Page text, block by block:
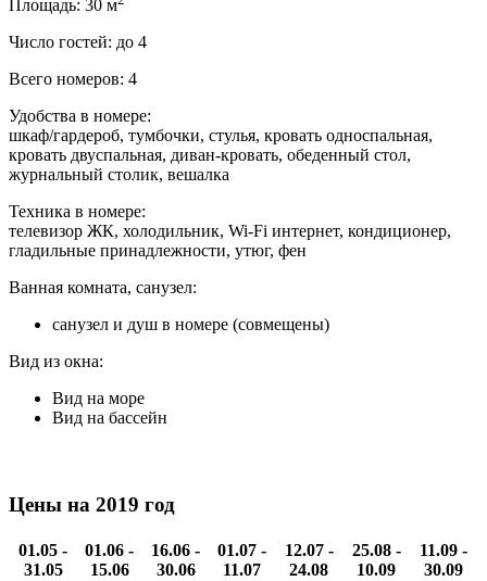
Площадь: 30 м
Число гостей: до 4
Всего номеров: 4
Удобства в номере:
шкаф/гардероб, тумбочки, стулья, кровать односпальная,
кровать двуспальная, диван-кровать, обеденный стол,
журнальный столик, вешалка
Техника в номере:
телевизор ЖК, холодильник, Wi-Fi интернет, кондиционер,
гладильные принадлежности, утюг, фен
Ванная комната, санузел:
санузел и душ в номере (совмещены)
Вид из окна:
Вид на море
Вид на бассейн
Цены на 2019 год
01.05 -
31.05
01.06 -
15.06
16.06 -
30.06
01.07 -
11.07
12.07 -
24.08
25.08 -
10.09
11.09 -
30.09